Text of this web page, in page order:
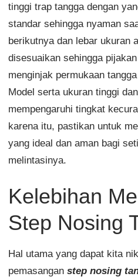
tinggi trap tangga dengan
standar sehingga nyaman
berikutnya dan lebar ukuran
disesuaikan sehingga
menginjak permukaan
Model serta ukuran tinggi
mempengaruhi tingkat
karena itu, pastikan untuk
yang ideal dan aman bagi
melintasinya.
Kelebihan
Step Nosing
Hal utama yang dapat kita
pemasangan step nosing